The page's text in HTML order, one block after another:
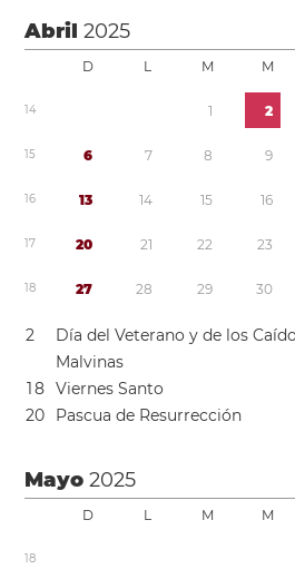
Abril2025
D L M M
14 1 2
15 6 7 8 9
16 13 14 15 16
17 20 21 22 23
18 27 28 29 30
2
Día del Veterano y de los
Malvinas
18 Viernes Santo
20 Pascua de Resurrección
Mayo2025
D L M M
18